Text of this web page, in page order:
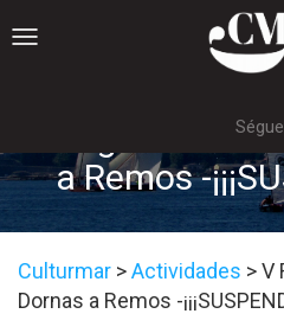
Toggle
V Regata da
a Remos -
Culturmar >Actividades >V
Dornas a Remos -